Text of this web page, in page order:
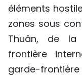
éléments
zones sous
Thuân, de la
frontière
garde-frontière